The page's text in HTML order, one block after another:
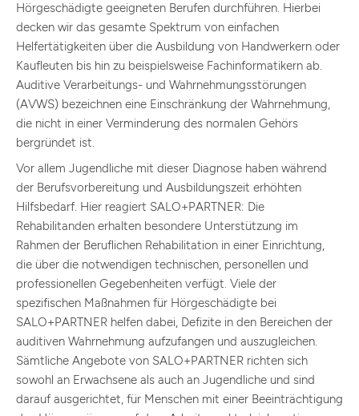
Hörgeschädigte geeigneten Berufen durchführen. Hierbei
decken wir das gesamte Spektrum von einfachen
Helfertätigkeiten über die Ausbildung von Handwerkern oder
Kaufleuten bis hin zu beispielsweise Fachinformatikern ab.
Auditive Verarbeitungs- und Wahrnehmungsstörungen
(AVWS) bezeichnen eine Einschränkung der Wahrnehmung,
die nicht in einer Verminderung des normalen Gehörs
bergründet ist.
Vor allem Jugendliche mit dieser Diagnose haben während
der Berufsvorbereitung und Ausbildungszeit erhöhten
Hilfsbedarf. Hier reagiert SALO+PARTNER: Die
Rehabilitanden erhalten besondere Unterstützung im
Rahmen der Beruflichen Rehabilitation in einer Einrichtung,
die über die notwendigen technischen, personellen und
professionellen Gegebenheiten verfügt. Viele der
spezifischen Maßnahmen für Hörgeschädigte bei
SALO+PARTNER helfen dabei, Defizite in den Bereichen der
auditiven Wahrnehmung aufzufangen und auszugleichen.
Sämtliche Angebote von SALO+PARTNER richten sich
sowohl an Erwachsene als auch an Jugendliche und sind
darauf ausgerichtet, für Menschen mit einer Beeinträchtigung